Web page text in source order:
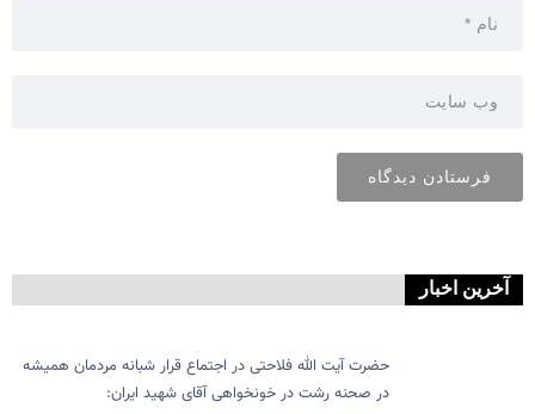
آخرین اخبار
حضرت آیت الله فلاحتی در اجتماع قرار شبانه مردمان همیشه
در صحنه رشت در خونخواهی آقای شهید ایران: